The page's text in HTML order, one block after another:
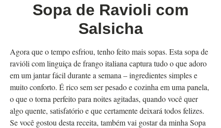
Sopa de Ravioli com
Salsicha
Agora que o tempo esfriou, tenho feito mais sopas. Esta sopa de
ravióli com linguiça de frango italiana captura tudo o que adoro
em um jantar fácil durante a semana – ingredientes simples e
muito conforto. É rico sem ser pesado e cozinha em uma panela,
o que o torna perfeito para noites agitadas, quando você quer
algo quente, satisfatório e que certamente deixará todos felizes.
Se você gostou desta receita, também vai gostar da minha Sopa